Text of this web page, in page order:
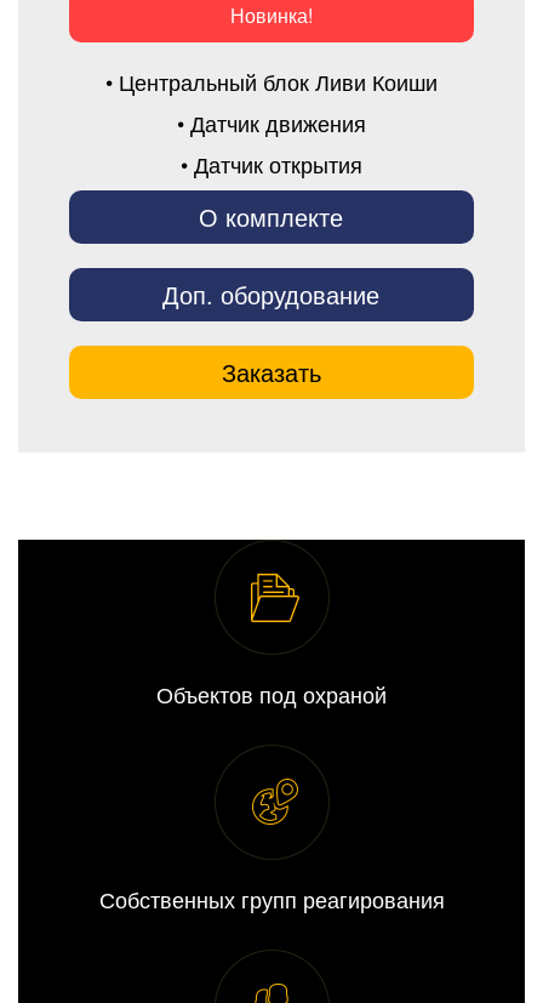
Новинка!
• Центральный блок Ливи Коиши
• Датчик движения
• Датчик открытия
О комплекте
Доп. оборудование
Заказать
Объектов под охраной
Собственных групп реагирования